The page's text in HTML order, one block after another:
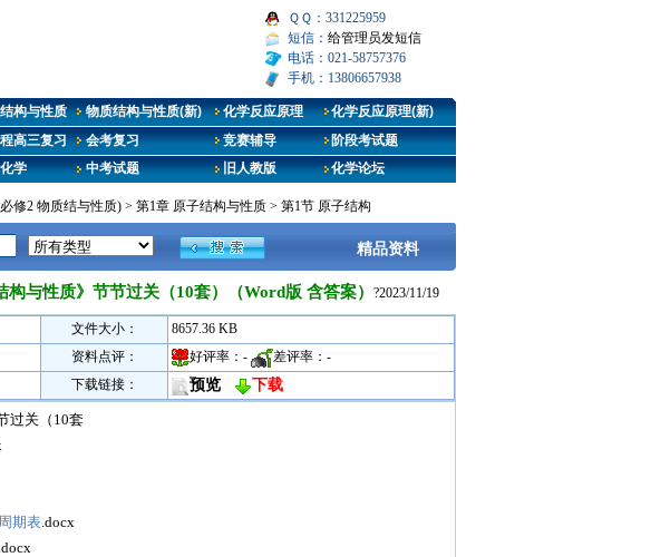
ＱＱ：331225959
短信： 给管理员发短信
电话：021-58757376
手机：13806657938
构与性质 物质结构与性质(新) 化学反应原理
化学反应原理(新)
高三复习 会考复习 竞赛辅导
阶段考试题
学 中考试题 旧人教版 化学论坛
修2 物质结与性质) > 第1章 原子结构与性质 > 第1节 原子结构
精品资料
与性质》节节过关（10套）（Word版 含答案） ?2023/11/19
文件大小：
8657.36 KB
资料点评： 好评率： - 差评率： -
下载链接： 预览 下载
过关（10套
期表.docx